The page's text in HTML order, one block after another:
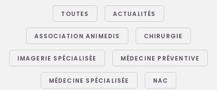
TOUTES ACTUALITÉS
ASSOCIATION ANIMEDIS CHIRURGIE
IMAGERIE SPÉCIALISÉE MÉDECINE PRÉVENTIVE
MÉDECINE SPÉCIALISÉE NAC